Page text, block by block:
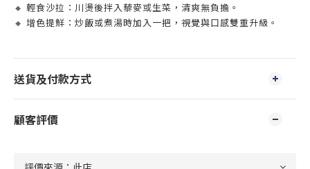
🔸 輕食沙拉：川燙後拌入藜麥或生菜，清爽無負擔。
🔸 增色提鮮：炒飯或煮湯時加入一把，視覺與口感雙重升級。
送貨及付款方式
顧客評價